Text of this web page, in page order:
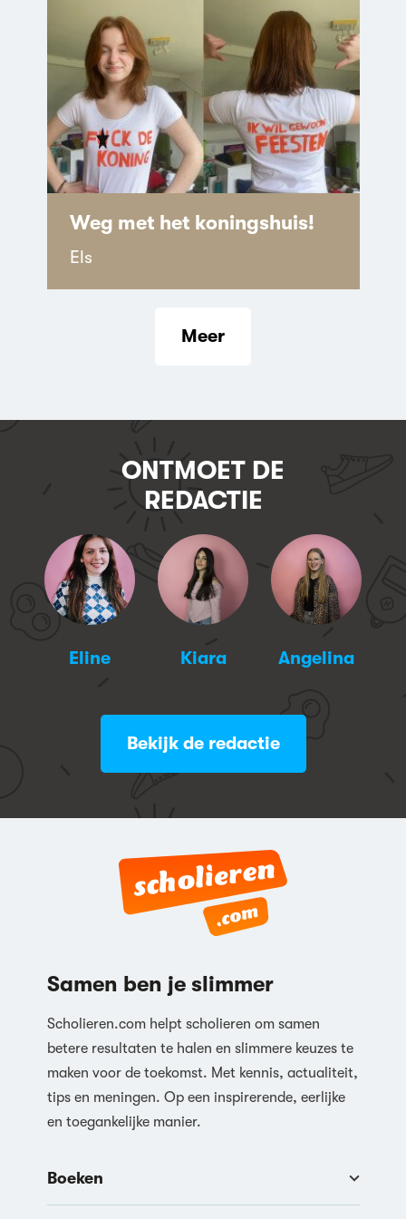
Weg met het koningshuis!
Els
Meer
ONTMOET DE
REDACTIE
Eline Kiara Angelina
Bekijk de redactie
Samen ben je slimmer
Scholieren.com helpt scholieren om samen
betere resultaten te halen en slimmere keuzes te
maken voor de toekomst. Met kennis, actualiteit,
tips en meningen. Op een inspirerende, eerlijke
en toegankelijke manier.
Boeken